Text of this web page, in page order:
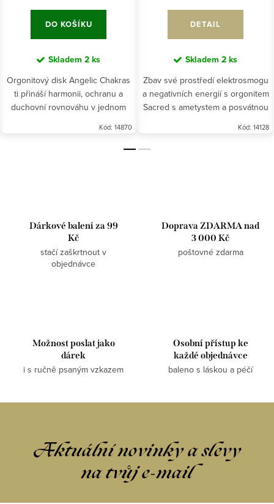
DO KOŠÍKU
Skladem 2 ks
Orgonitový disk Angelic Chakras
ti přináší harmonii, ochranu a
duchovní rovnováhu v jednom
Kód: 14870
DETAIL
Skladem 2 ks
Zbav své prostředí elektrosmogu
a negativních energií s orgonitem
Sacred s ametystem a posvátnou
Kód: 14128
Dárkové balení za 99
Kč
stačí zaškrtnout v
objednávce
Doprava ZDARMA nad
3 000 Kč
poštovné zdarma
Možnost poslat jako
dárek
i s ručně psaným vzkazem
Osobní přístup ke
každé objednávce
baleno s láskou a péčí
Aktuální novinky a slevy
na tvůj e-mail